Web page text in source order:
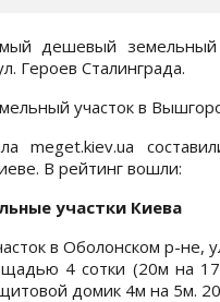
дешевый земельный
Героев Сталинграда.
участок в
meget.kiev.ua
В рейтинг вошли:
участки Киева
в Оболонском р-не,
4 сотки (20м на
домик 4м на 5м.